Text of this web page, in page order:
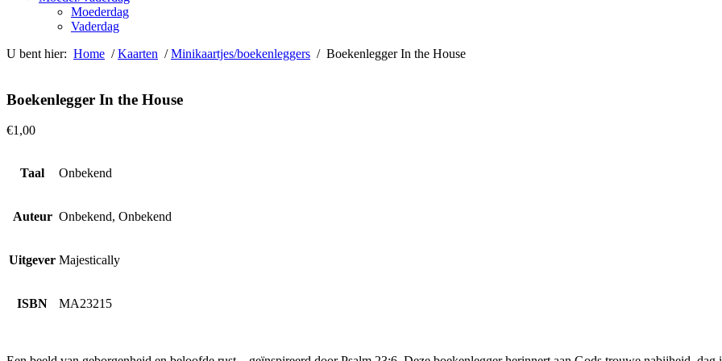
Moederdag
Vaderdag
U bent hier: Home /Kaarten /Minikaartjes/boekenleggers / Boekenlegger In the House
Boekenlegger In the House
€1,00
Taal Onbekend
Auteur Onbekend, Onbekend
Uitgever Majestically
ISBN MA23215